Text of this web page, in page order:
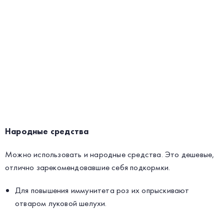
Народные средства
Можно использовать и народные средства. Это дешевые,
отлично зарекомендовавшие себя подкормки.
Для повышения иммунитета роз их опрыскивают
отваром луковой шелухи.